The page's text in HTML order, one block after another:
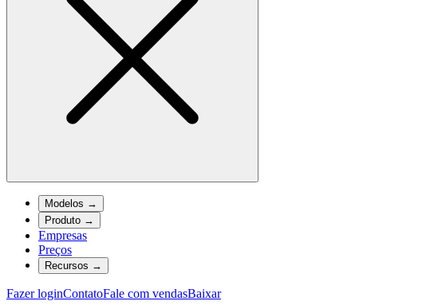
Modelos →
Produto →
Empresas
Preços
Recursos →
Fazer loginContatoFale com vendasBaixar